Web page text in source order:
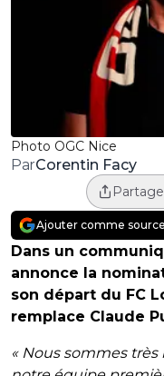
Photo OGC Nice
ParCorentin Facy
Ajouter comme
Dans un
annonce la
son départ du FC
remplace Claude
« Nous sommes très